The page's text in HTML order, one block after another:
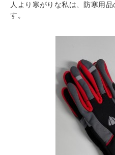
人より寒がりな私は、防寒用
す。